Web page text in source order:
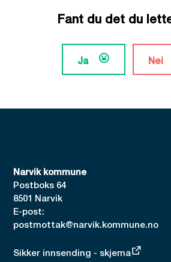
Fant du det du
Ja Nei
Narvik kommune
Postboks 64
8501 Narvik
E-post:
postmottak@narvik.kommune.no
Sikker innsending - skjema